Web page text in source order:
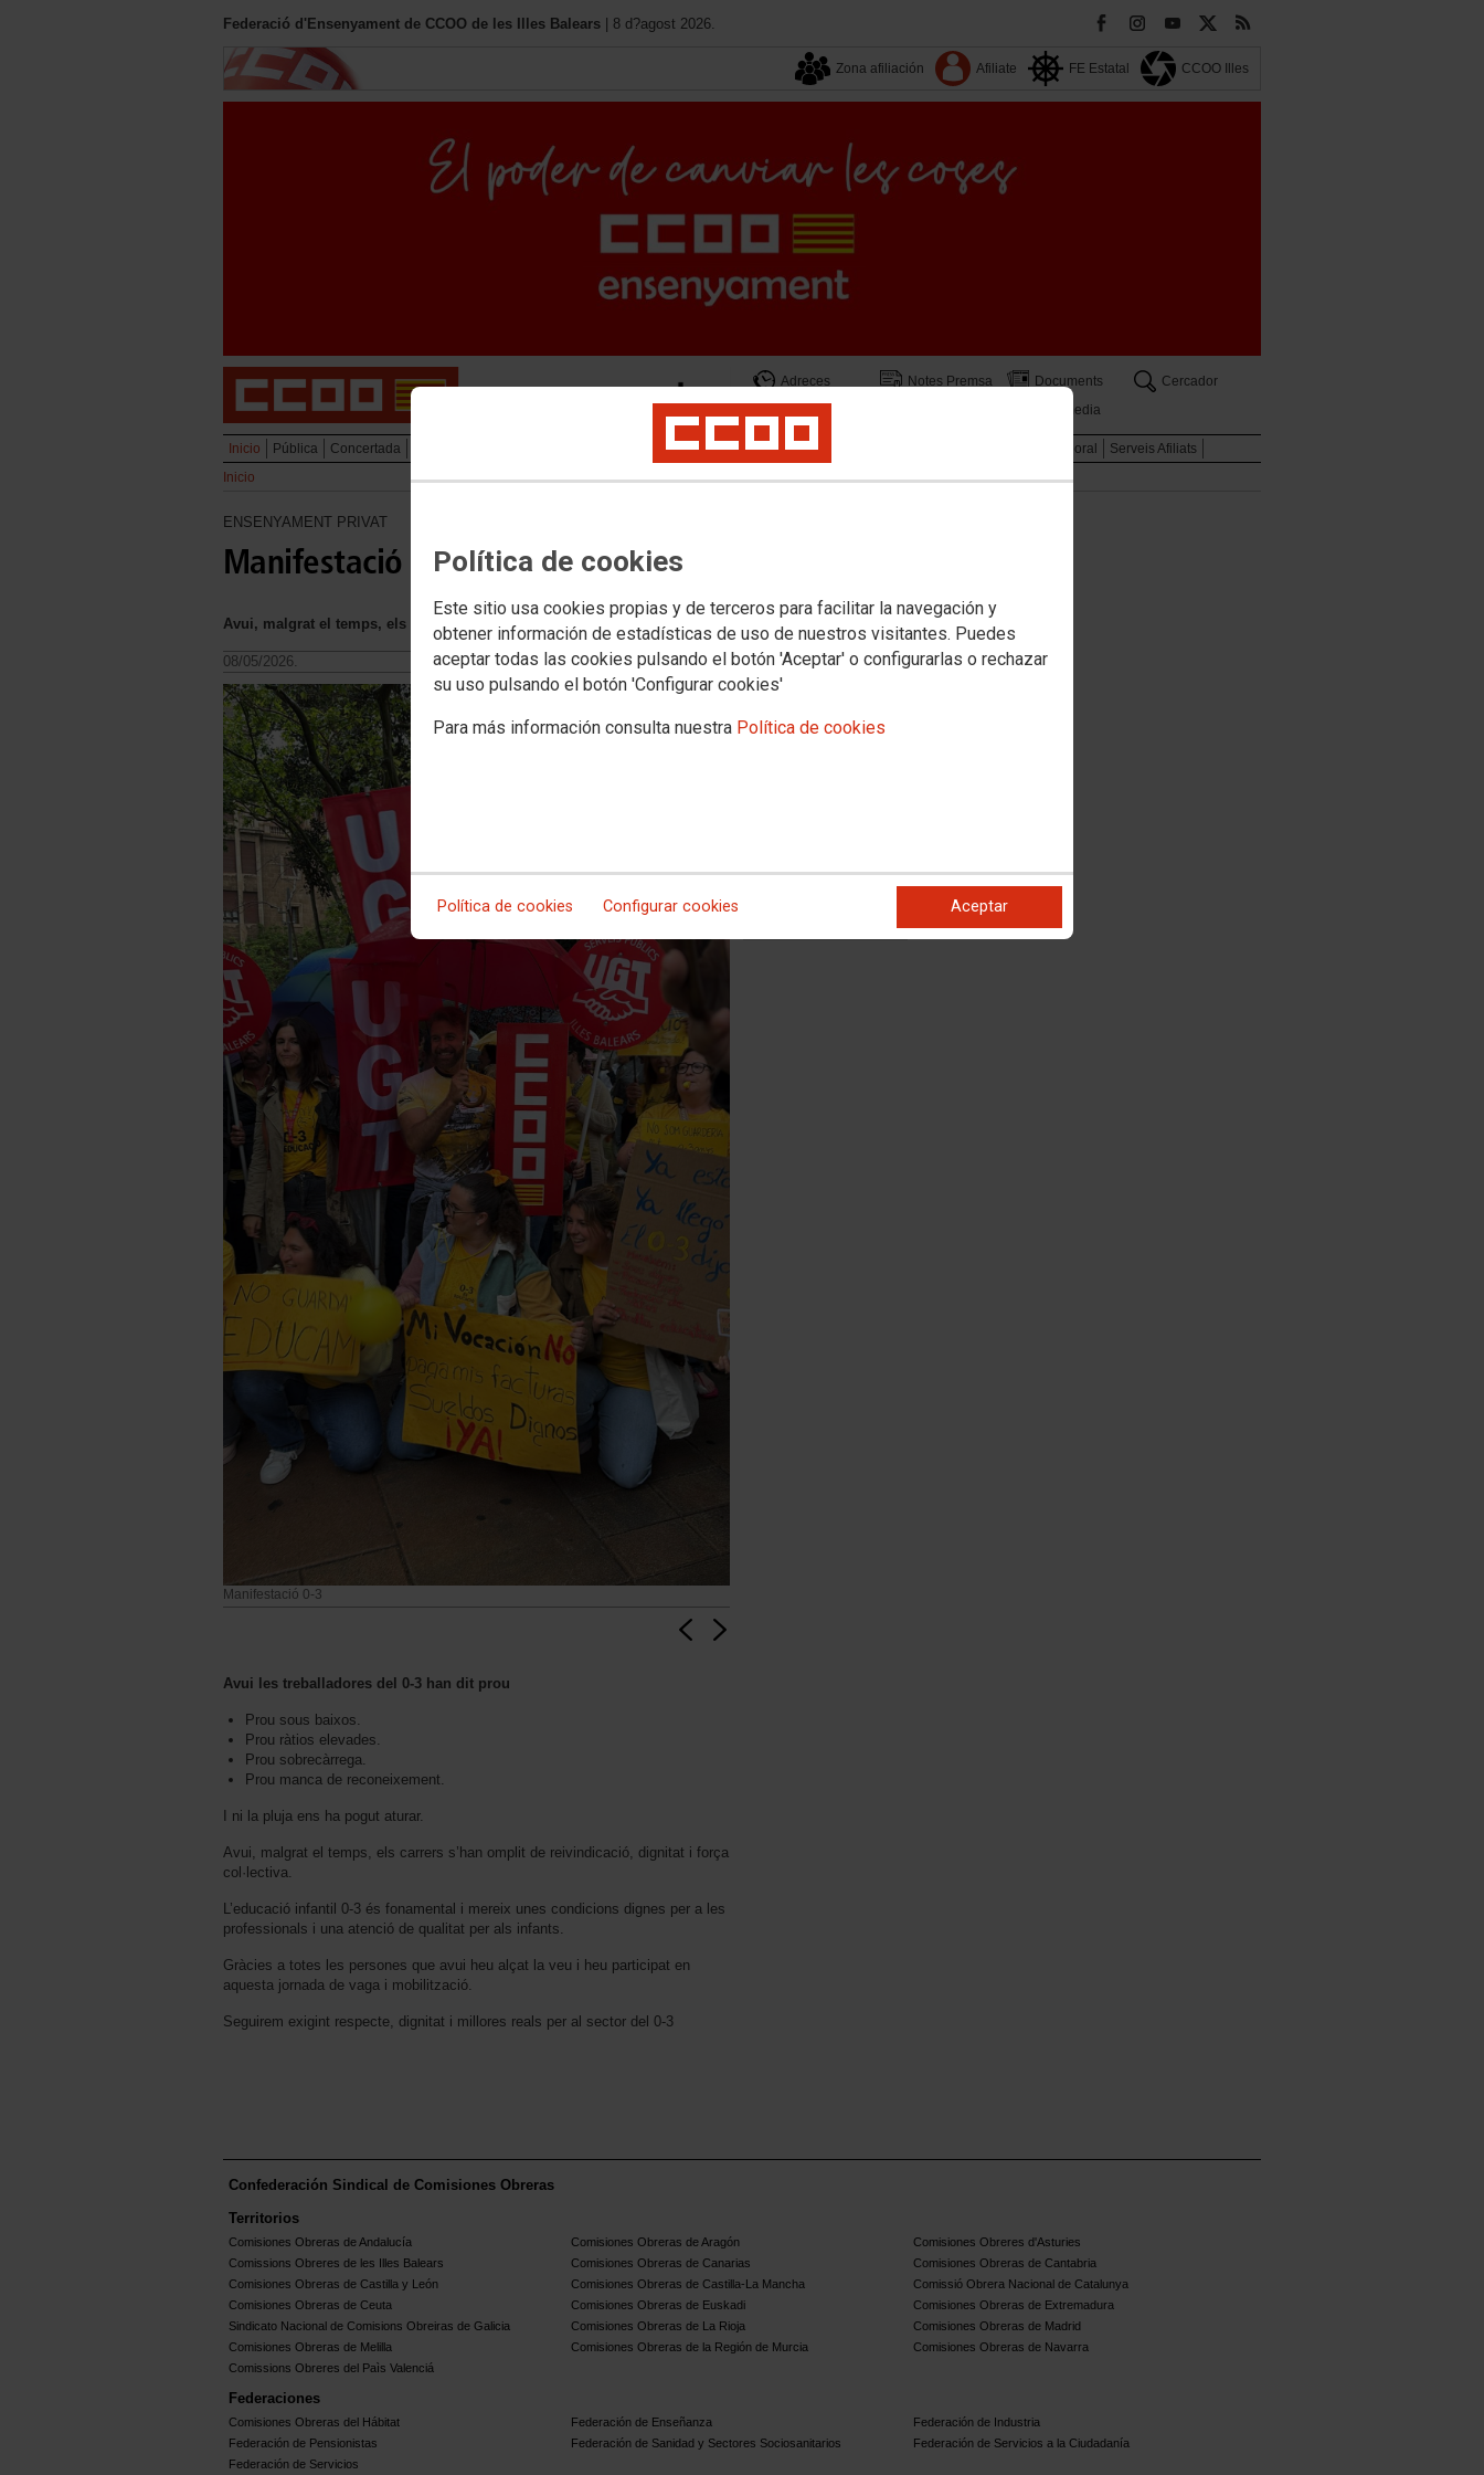
Política de cookies
Este sitio usa cookies propias y de terceros para facilitar la navegación y
obtener información de estadísticas de uso de nuestros visitantes. Puedes
aceptar todas las cookies pulsando el botón 'Aceptar' o configurarlas o rechazar
su uso pulsando el botón 'Configurar cookies'
Para más información consulta nuestra Política de cookies
Política de cookies Configurar cookies Aceptar
Federació d'Ensenyament de CCOO de les Illes Balears | 8 d?agost 2026.
Zona afiliación Afiliate FE Estatal CCOO Illes
Adreces Notes Premsa Documents
Cercador
Multimedia
Inicio Pública Concertada Diversitat funcional Formació Igualtat Salut Laboral
Serveis Afiliats
Inicio
ENSENYAMENT PRIVAT
Manifestació 0-3
Avui, malgrat el temps, els carrers s’han omplit de reivindicació, dignitat i força col·lectiva.
08/05/2026.
Manifestació 0-3
Avui les treballadores del 0-3 han dit prou
Prou sous baixos.
Prou ràtios elevades.
Prou sobrecàrrega.
Prou manca de reconeixement.
I ni la pluja ens ha pogut aturar.
Avui, malgrat el temps, els carrers s’han omplit de reivindicació, dignitat i força
col·lectiva.
L’educació infantil 0-3 és fonamental i mereix unes condicions dignes per a les
professionals i una atenció de qualitat per als infants.
Gràcies a totes les persones que avui heu alçat la veu i heu participat en
aquesta jornada de vaga i mobilització.
Seguirem exigint respecte, dignitat i millores reals per al sector del 0-3
Confederación Sindical de Comisiones Obreras
Territorios
Comisiones Obreras de Andalucía Comisiones Obreras de Aragón
Comisiones Obreres d'Asturies
Comissions Obreres de les Illes Balears
Comisiones Obreras de Canarias
Comisiones Obreras de Cantabria
Comisiones Obreras de Castilla y León
Comisiones Obreras de Castilla-La Mancha
Comissió Obrera Nacional de Catalunya
Comisiones Obreras de Ceuta
Comisiones Obreras de Euskadi
Comisiones Obreras de Extremadura
Sindicato Nacional de Comisions Obreiras de Galicia
Comisiones Obreras de La Rioja
Comisiones Obreras de Madrid
Comisiones Obreras de Melilla
Comisiones Obreras de la Región de Murcia
Comisiones Obreras de Navarra
Comissions Obreres del Paìs Valenciá
Federaciones
Comisiones Obreras del Hábitat Federación de Enseñanza
Federación de Industria
Federación de Pensionistas
Federación de Sanidad y Sectores Sociosanitarios
Federación de Servicios a la Ciudadanía
Federación de Servicios